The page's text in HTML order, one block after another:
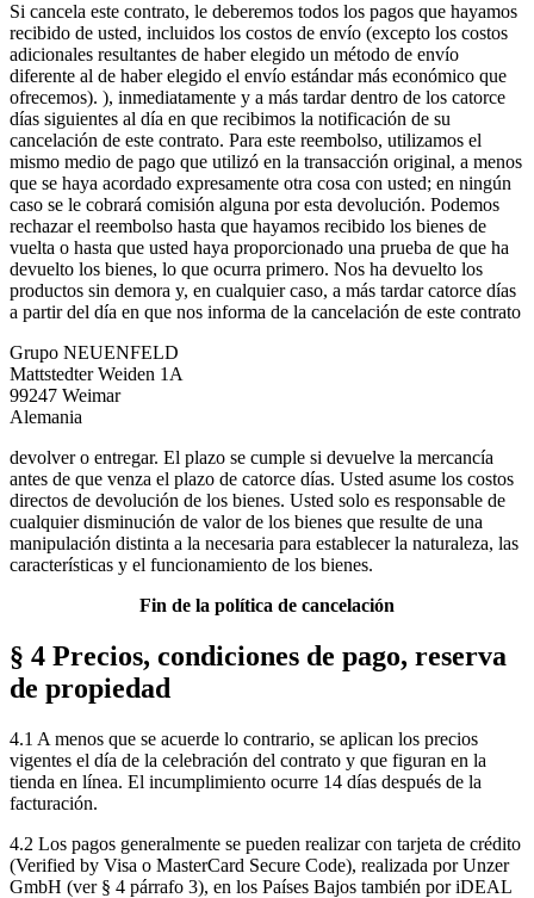
Si cancela este contrato, le deberemos todos los pagos que hayamos
recibido de usted, incluidos los costos de envío (excepto los costos
adicionales resultantes de haber elegido un método de envío
diferente al de haber elegido el envío estándar más económico que
ofrecemos). ), inmediatamente y a más tardar dentro de los catorce
días siguientes al día en que recibimos la notificación de su
cancelación de este contrato. Para este reembolso, utilizamos el
mismo medio de pago que utilizó en la transacción original, a menos
que se haya acordado expresamente otra cosa con usted; en ningún
caso se le cobrará comisión alguna por esta devolución. Podemos
rechazar el reembolso hasta que hayamos recibido los bienes de
vuelta o hasta que usted haya proporcionado una prueba de que ha
devuelto los bienes, lo que ocurra primero. Nos ha devuelto los
productos sin demora y, en cualquier caso, a más tardar catorce días
a partir del día en que nos informa de la cancelación de este contrato
Grupo NEUENFELD
Mattstedter Weiden 1A
99247 Weimar
Alemania
devolver o entregar. El plazo se cumple si devuelve la mercancía
antes de que venza el plazo de catorce días. Usted asume los costos
directos de devolución de los bienes. Usted solo es responsable de
cualquier disminución de valor de los bienes que resulte de una
manipulación distinta a la necesaria para establecer la naturaleza, las
características y el funcionamiento de los bienes.
Fin de la política de cancelación
§ 4 Precios, condiciones de pago, reserva
de propiedad
4.1 A menos que se acuerde lo contrario, se aplican los precios
vigentes el día de la celebración del contrato y que figuran en la
tienda en línea. El incumplimiento ocurre 14 días después de la
facturación.
4.2 Los pagos generalmente se pueden realizar con tarjeta de crédito
(Verified by Visa o MasterCard Secure Code), realizada por Unzer
GmbH (ver § 4 párrafo 3), en los Países Bajos también por iDEAL